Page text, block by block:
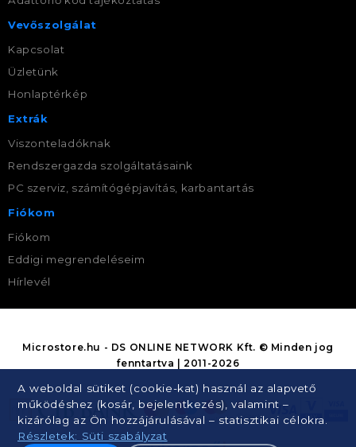
Vevőszolgálat
Kapcsolat
Üzletünk
Honlaptérkép
Extrák
Viszonteladóknak
Rendszergazda szolgáltatásaink
PC szerviz, számítógépjavítás, karbantartás
Fiókom
Fiókom
Eddigi megrendeléseim
Hírlevél
A weboldal sütiket (cookie-kat) használ az alapvető
működéshez (kosár, bejelentkezés), valamint –
kizárólag az Ön hozzájárulásával – statisztikai célokra.
Részletek: Süti szabályzat
Microstore.hu - DS ONLINE NETWORK Kft. © Minden jog
fenntartva | 2011-2026